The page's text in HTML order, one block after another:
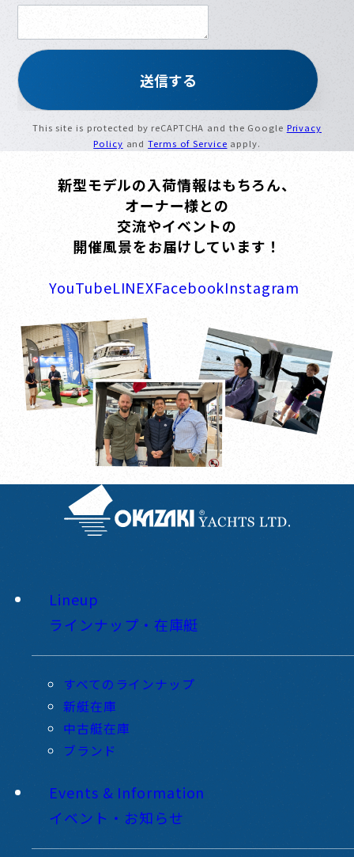
This site is protected by reCAPTCHA and the Google Privacy
Policy andTerms of Service apply.
新型モデルの入荷情報はもちろん、
オーナー様との
交流やイベントの
開催風景をお届けしています！
YouTubeLINEXFacebookInstagram
Lineup
ラインナップ・在庫艇
すべてのラインナップ
新艇在庫
中古艇在庫
ブランド
Events & Information
イベント・お知らせ